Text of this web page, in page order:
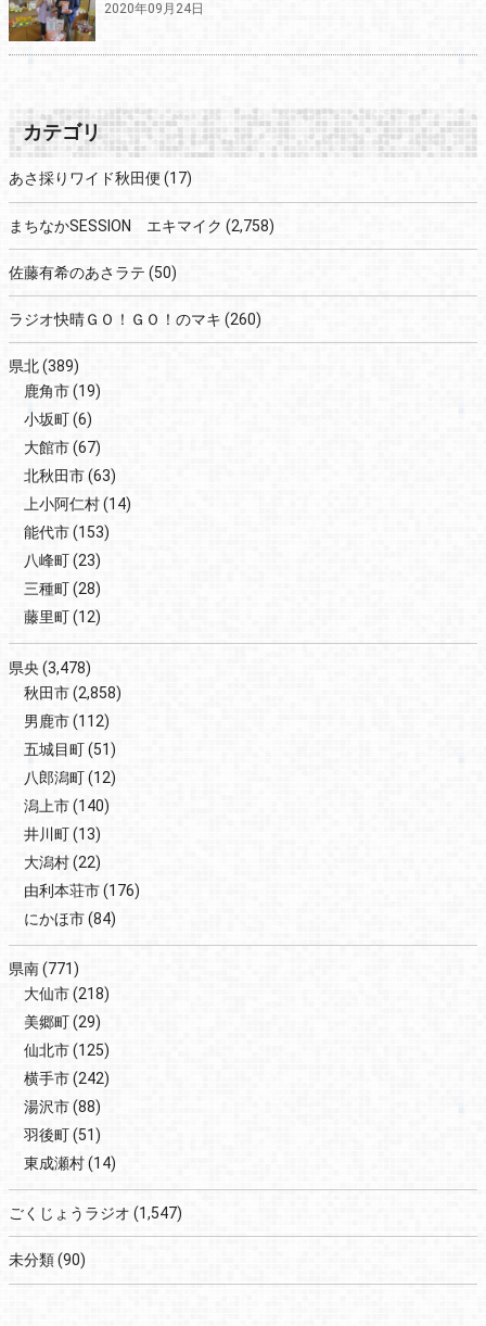
2020年09月24日
カテゴリ
あさ採りワイド秋田便 (17)
まちなかSESSION エキマイク (2,758)
佐藤有希のあさラテ (50)
ラジオ快晴ＧＯ！ＧＯ！のマキ (260)
県北(389)
鹿角市(19)
小坂町(6)
大館市(67)
北秋田市(63)
上小阿仁村(14)
能代市(153)
八峰町(23)
三種町(28)
藤里町(12)
県央(3,478)
秋田市(2,858)
男鹿市(112)
五城目町(51)
八郎潟町(12)
潟上市(140)
井川町(13)
大潟村(22)
由利本荘市(176)
にかほ市(84)
県南(771)
大仙市(218)
美郷町(29)
仙北市(125)
横手市(242)
湯沢市(88)
羽後町(51)
東成瀬村(14)
ごくじょうラジオ (1,547)
未分類(90)